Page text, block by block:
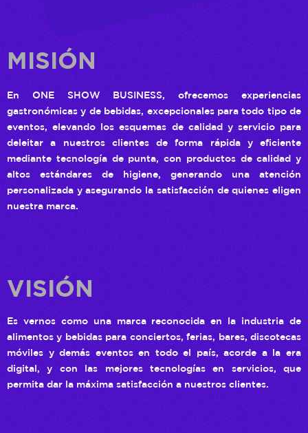
MISIÓN
En ONE SHOW BUSINESS, ofrecemos experiencias
gastronómicas y de bebidas, excepcionales para todo tipo de
eventos, elevando los esquemas de calidad y servicio para
deleitar a nuestros clientes de forma rápida y eficiente
mediante tecnología de punta, con productos de calidad y
altos estándares de higiene, generando una atención
personalizada y asegurando la satisfacción de quienes eligen
nuestra marca.
VISIÓN
Es vernos como una marca reconocida en la industria de
alimentos y bebidas para conciertos, ferias, bares, discotecas
móviles y demás eventos en todo el país, acorde a la era
digital, y con las mejores tecnologías en servicios, que
permita dar la máxima satisfacción a nuestros clientes.